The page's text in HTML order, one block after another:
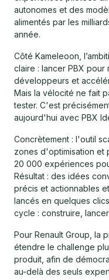
autonomes et des
alimentés par les
année.
Côté Kameleoon,
claire : lancer PBX
développeurs et
Mais la vélocité ne fait
tester. C'est
aujourd'hui avec PBX
Concrètement : l'outil
zones d'optimisation et
20 000 expériences
Résultat : des idées
précis et actionnables
lancés en quelques
cycle : construire,
Pour Renault Group, la
étendre le challenge
produit, afin de
au-delà des seuls